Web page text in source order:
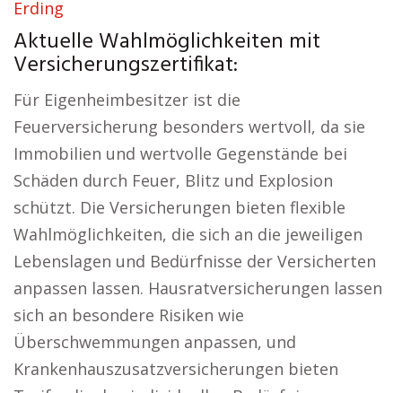
Erding
Aktuelle Wahlmöglichkeiten mit
Versicherungszertifikat:
Für Eigenheimbesitzer ist die
Feuerversicherung besonders wertvoll, da sie
Immobilien und wertvolle Gegenstände bei
Schäden durch Feuer, Blitz und Explosion
schützt. Die Versicherungen bieten flexible
Wahlmöglichkeiten, die sich an die jeweiligen
Lebenslagen und Bedürfnisse der Versicherten
anpassen lassen. Hausratversicherungen lassen
sich an besondere Risiken wie
Überschwemmungen anpassen, und
Krankenhauszusatzversicherungen bieten